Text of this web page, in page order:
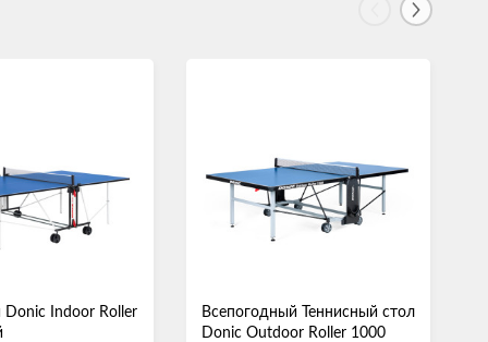
Donic Indoor Roller
Всепогодный Теннисный стол
Donic Outdoor Roller 1000